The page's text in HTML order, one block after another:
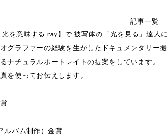
記事一覧
を意味する ray】で 被写体の「光を見る」達人に
グラファーの経験を生かしたドキュメンタリー撮
ナチュラルポートレイトの提案をしています。
を使ってお伝えします。
ルバム制作）金賞